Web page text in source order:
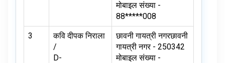
मोबाइल संख्या -
88*****008
3
कवि दीपक निराला
/
D-
छावनी गायत्री नगरछावनी
गायत्री नगर - 250342
मोबाइल संख्या -